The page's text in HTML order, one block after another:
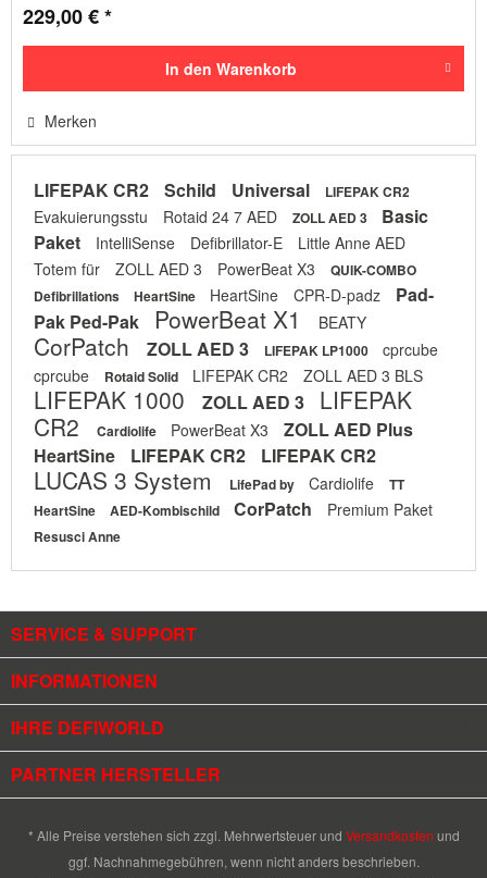
229,00 € *
In den Warenkorb
Merken
LIFEPAK CR2 Schild Universal LIFEPAK CR2
Evakuierungsstu Rotaid 24 7 AED ZOLL AED 3
Basic
Paket
IntelliSense Defibrillator-E
Little Anne AED
Totem für
ZOLL AED 3 PowerBeat X3
QUIK-COMBO
Defibrillations
HeartSine HeartSine CPR-D-padz
Pad-
Pak Ped-Pak
PowerBeat X1 BEATY
CorPatch ZOLL AED 3 LIFEPAK LP1000
cprcube
cprcube
Rotaid Solid LIFEPAK CR2 ZOLL AED 3 BLS
LIFEPAK 1000 ZOLL AED 3
LIFEPAK
CR2
Cardiolife PowerBeat X3
ZOLL AED Plus
HeartSine
LIFEPAK CR2 LIFEPAK CR2
LUCAS 3 System LifePad by Cardiolife
TT
HeartSine
AED-Kombischild CorPatch Premium Paket
Resusci Anne
SERVICE & SUPPORT
INFORMATIONEN
IHRE DEFIWORLD
PARTNER HERSTELLER
* Alle Preise verstehen sich zzgl. Mehrwertsteuer und Versandkosten und
ggf. Nachnahmegebühren, wenn nicht anders beschrieben.